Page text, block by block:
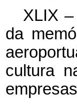
XLIX
da
cultura